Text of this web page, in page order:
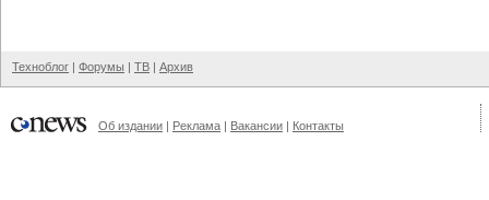
Техноблог | Форумы | ТВ | Архив
Об издании | Реклама | Вакансии | Контакты